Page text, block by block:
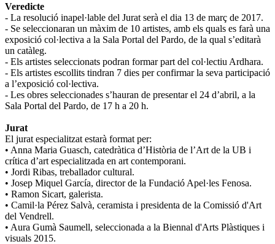
Veredicte
- La resolució inapel·lable del Jurat serà el dia 13 de març de 2017.
- Se seleccionaran un màxim de 10 artistes, amb els quals es farà una
exposició col·lectiva a la Sala Portal del Pardo, de la qual s’editarà
un catàleg.
- Els artistes seleccionats podran formar part del col·lectiu Ardhara.
- Els artistes escollits tindran 7 dies per confirmar la seva participació
a l’exposició col·lectiva.
- Les obres seleccionades s’hauran de presentar el 24 d’abril, a la
Sala Portal del Pardo, de 17 h a 20 h.
Jurat
El jurat especialitzat estarà format per:
• Anna Maria Guasch, catedràtica d’Història de l’Art de la UB i
crítica d’art especialitzada en art contemporani.
• Jordi Ribas, treballador cultural.
• Josep Miquel García, director de la Fundació Apel·les Fenosa.
• Ramon Sicart, galerista.
• Camil·la Pérez Salvà, ceramista i presidenta de la Comissió d'Art
del Vendrell.
• Aura Gumà Saumell, seleccionada a la Biennal d'Arts Plàstiques i
visuals 2015.